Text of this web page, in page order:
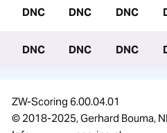
DNC DNC DNC
DNC DNC DNC
ZW-Scoring 6.00.04.01
© 2018-2025, Gerhard Bouma,